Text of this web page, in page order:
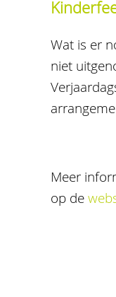
Wat is er
niet
Meer
op de